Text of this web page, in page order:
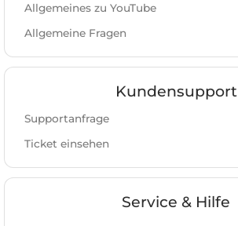
Allgemeines zu YouTube
Allgemeine Fragen
Kundensupport
Supportanfrage
Ticket einsehen
Service & Hilfe